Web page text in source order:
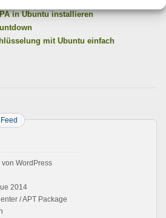
in Ubuntu installieren
mit Ubuntu einfach
WordPress
2014
/ APT Package